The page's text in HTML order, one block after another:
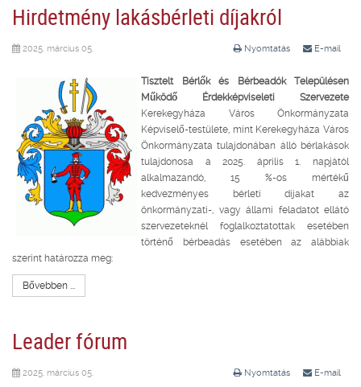
Hirdetmény lakásbérleti díjakról
Nyomtatás E-mail
2025. március 05.
Tisztelt Bérlők és Bérbeadók Településen
Működő Érdekképviseleti Szervezete
Kerekegyháza Város Önkormányzata
Képviselő-testülete, mint Kerekegyháza Város
Önkormányzata tulajdonában álló bérlakások
tulajdonosa a 2025. április 1. napjától
alkalmazandó, 15 %-os mértékű
kedvezményes bérleti díjakat az
önkormányzati-, vagy állami feladatot ellátó
szervezeteknél foglalkoztatottak esetében
történő bérbeadás esetében az alábbiak
szerint határozza meg:
Bővebben ...
Leader fórum
Nyomtatás E-mail
2025. március 05.